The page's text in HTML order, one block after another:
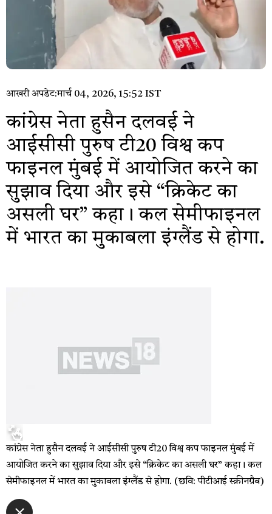
आखरी अपडेट:मार्च 04, 2026, 15:52 IST
कांग्रेस नेता हुसैन दलवई ने
आईसीसी पुरुष टी20 विश्व कप
फाइनल मुंबई में आयोजित करने का
सुझाव दिया और इसे “क्रिकेट का
असली घर” कहा। कल सेमीफाइनल
में भारत का मुकाबला इंग्लैंड से होगा.
कांग्रेस नेता हुसैन दलवई ने आईसीसी पुरुष टी20 विश्व कप फाइनल मुंबई में
आयोजित करने का सुझाव दिया और इसे “क्रिकेट का असली घर” कहा। कल
सेमीफाइनल में भारत का मुकाबला इंग्लैंड से होगा. (छवि: पीटीआई स्क्रीनग्रैब)